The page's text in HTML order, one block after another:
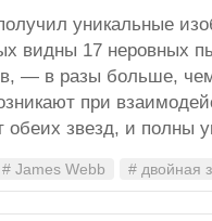
уникальные
видны 17 неровных
— в разы больше,
при
звезд, и полны
# James Webb # двойная